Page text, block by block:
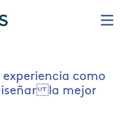
como
la mejor